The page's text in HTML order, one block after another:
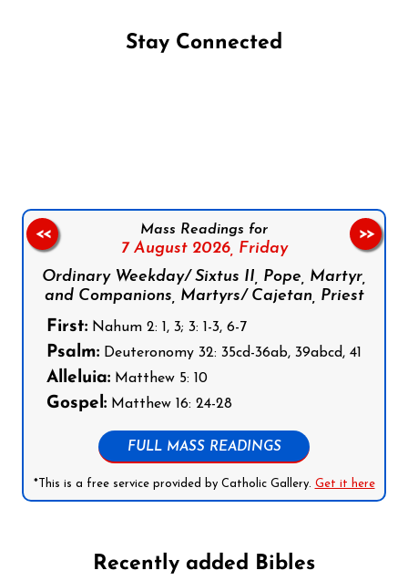
Stay Connected
Mass Readings for
7 August 2026, Friday
Ordinary Weekday/ Sixtus II, Pope, Martyr,
and Companions, Martyrs/ Cajetan, Priest
First: Nahum 2: 1, 3; 3: 1-3, 6-7
Psalm: Deuteronomy 32: 35cd-36ab, 39abcd, 41
Alleluia: Matthew 5: 10
Gospel: Matthew 16: 24-28
FULL MASS READINGS
*This is a free service provided by Catholic Gallery. Get it here
<< >>
Recently added Bibles